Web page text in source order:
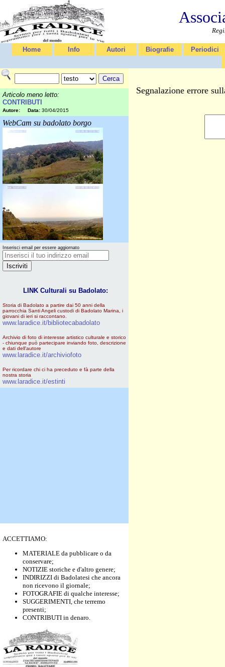
Home Info Autori Biografie Periodici
Articolo meno letto:
CONTRIBUTI
Autore: Data: 30/04/2015
WebCam su badolato borgo
Inserisci email per essere aggiornato
LINK Culturali su Badolato:
Storia di Badolato a partire dai 50 anni della
parrocchia Santi Angeli custodi di Badolato Marina, i
giovani di ieri si raccontano.
www.laradice.it/bibliotecabadolato
Archivio di foto di interesse artistico culturale e storico
- chiunque può partecipare inviando foto, descrizione
e dati dell'autore
www.laradice.it/archiviofoto
Per ricordare chi ci ha preceduto e fà parte della
nostra storia
www.laradice.it/estinti
ACCETTIAMO:
MATERIALE da pubblicare o da
conservare;
NOTIZIE storiche e d'altro genere;
INDIRIZZI di Badolatesi che ancora
non ricevono il giornale;
FOTOGRAFIE di qualche interesse;
SUGGERIMENTI, che terremo
presenti;
CONTRIBUTI in denaro.
Segnalazione errore